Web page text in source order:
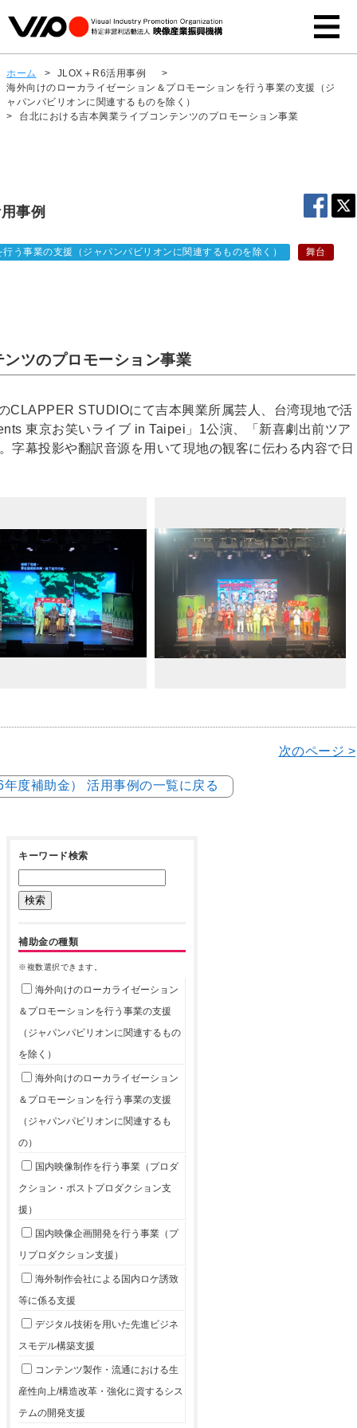
ホーム > JLOX＋R6活用事例
>
海外向けのローカライゼーション＆プロモーションを行う事業の支援（ジ
ャパンパビリオンに関連するものを除く）
>
台北における吉本興業ライブコンテンツのプロモーション事業
事例
う事業の支援（ジャパンパビリオンに関連するものを除く） 舞台
ツのプロモーション事業
CLAPPER STUDIOにて吉本興業所属芸人、台湾現地で活
東京お笑いライブ in Taipei」1公演、「新喜劇出前ツア
字幕投影や翻訳音源を用いて現地の観客に伝わる内容で日
次のページ >
度補助金） 活用事例の一覧に戻る
キーワード検索
補助金の種類
※複数選択できます。
海外向けのローカライゼーション
＆プロモーションを行う事業の支援
（ジャパンパビリオンに関連するもの
を除く）
海外向けのローカライゼーション
＆プロモーションを行う事業の支援
（ジャパンパビリオンに関連するも
の）
国内映像制作を行う事業（プロダ
クション・ポストプロダクション支
援）
国内映像企画開発を行う事業（プ
リプロダクション支援）
海外制作会社による国内ロケ誘致
等に係る支援
デジタル技術を用いた先進ビジネ
スモデル構築支援
コンテンツ製作・流通における生
産性向上/構造改革・強化に資するシス
テムの開発支援